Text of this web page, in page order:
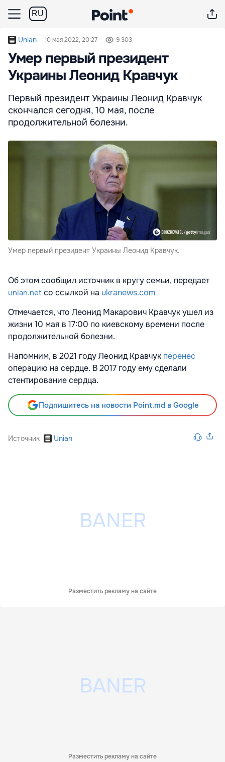
RU
Unian 10 мая 2022, 20:27 9 303
Умер первый президент
Украины Леонид Кравчук
Первый президент Украины Леонид Кравчук
скончался сегодня, 10 мая, после
продолжительной болезни.
Умер первый президент Украины Леонид Кравчук.
Об этом сообщил источник в кругу семьи, передает
unian.net со ссылкой на ukranews.com
Отмечается, что Леонид Макарович Кравчук ушел из
жизни 10 мая в 17:00 по киевскому времени после
продолжительной болезни.
Напомним, в 2021 году Леонид Кравчук перенес
операцию на сердце. В 2017 году ему сделали
стентирование сердца.
Подпишитесь на новости Point.md в Google
Источник Unian
Разместить рекламу на сайте
Разместить рекламу на сайте